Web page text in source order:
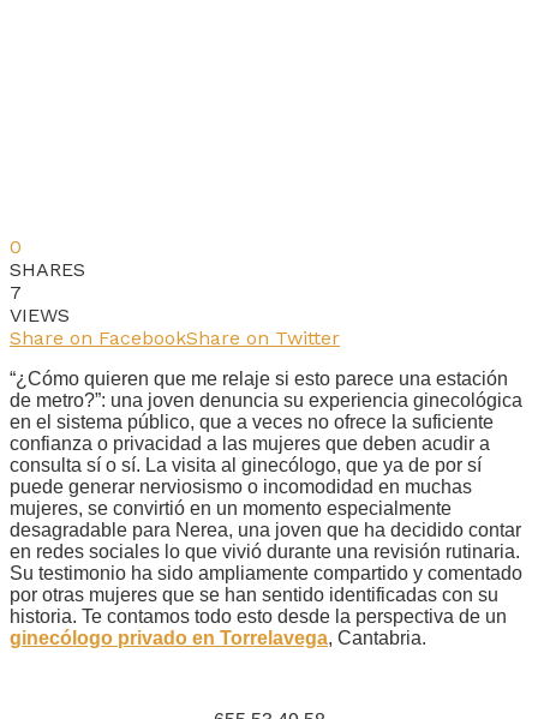
0
SHARES
7
VIEWS
Share on FacebookShare on Twitter
“¿Cómo quieren que me relaje si esto parece una estación
de metro?”: una joven denuncia su experiencia ginecológica
en el sistema público, que a veces no ofrece la suficiente
confianza o privacidad a las mujeres que deben acudir a
consulta sí o sí. La visita al ginecólogo, que ya de por sí
puede generar nerviosismo o incomodidad en muchas
mujeres, se convirtió en un momento especialmente
desagradable para Nerea, una joven que ha decidido contar
en redes sociales lo que vivió durante una revisión rutinaria.
Su testimonio ha sido ampliamente compartido y comentado
por otras mujeres que se han sentido identificadas con su
historia. Te contamos todo esto desde la perspectiva de un
ginecólogo privado en Torrelavega, Cantabria.